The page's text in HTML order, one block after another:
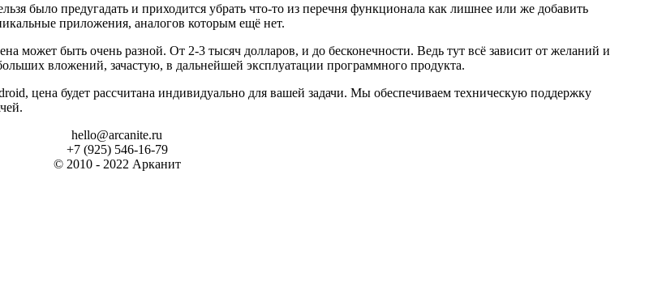
было предугадать и приходится убрать что-то из перечня функционала как лишнее или же добавить
приложения, аналогов которым ещё нет.
может быть очень разной. От 2-3 тысяч долларов, и до бесконечности. Ведь тут всё зависит от желаний и
вложений, зачастую, в дальнейшей эксплуатации программного продукта.
цена будет рассчитана индивидуально для вашей задачи. Мы обеспечиваем техническую поддержку
hello@arcanite.ru
+7 (925) 546-16-79
© 2010 - 2022 Арканит